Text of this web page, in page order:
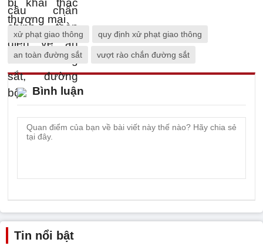
xử phạt giao thông quy định xử phạt giao thông
an toàn đường sắt vượt rào chắn đường sắt
Bình luận
Tin nổi bật